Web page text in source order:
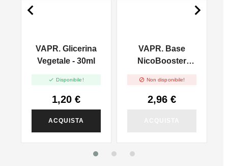
VAPR. Glicerina
Vegetale - 30ml
 Disponibile!
1,20 €
ACQUISTA
VAPR. Base
NicoBooster
 Non disponibile!
2,96 €
 